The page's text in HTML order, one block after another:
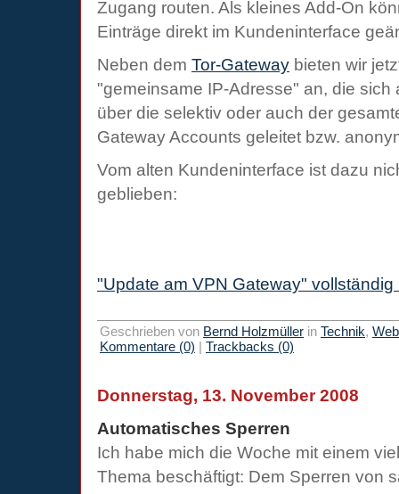
Zugang routen. Als kleines Add-On
Einträge direkt im Kundeninterface
Neben dem Tor-Gateway bieten wir
"gemeinsame IP-Adresse" an, die sich
über die selektiv oder auch der
Gateway Accounts geleitet bzw.
Vom alten Kundeninterface ist dazu
geblieben:
"Update am VPN Gateway" vollständig
Geschrieben von Bernd Holzmüller in Technik,
Kommentare (0) | Trackbacks (0)
Donnerstag, 13. November 2008
Automatisches Sperren
Ich habe mich die Woche mit einem
Thema beschäftigt: Dem Sperren von